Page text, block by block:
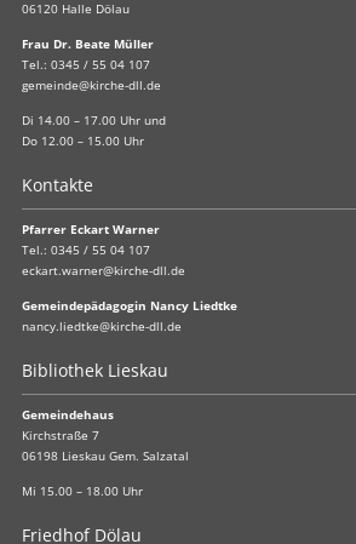
06120 Halle Dölau
Frau Dr. Beate Müller
Tel.: 0345 / 55 04 107
gemeinde@kirche-dll.de
Di 14.00 – 17.00 Uhr und
Do 12.00 – 15.00 Uhr
Kontakte
Pfarrer Eckart Warner
Tel.: 0345 / 55 04 107
eckart.warner@kirche-dll.de
Gemeindepädagogin Nancy Liedtke
nancy.liedtke@kirche-dll.de
Bibliothek Lieskau
Gemeindehaus
Kirchstraße 7
06198 Lieskau Gem. Salzatal
Mi 15.00 – 18.00 Uhr
Friedhof Dölau